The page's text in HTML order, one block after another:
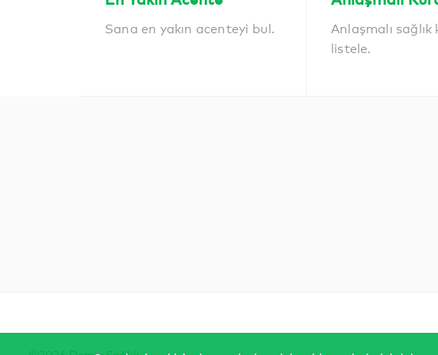
Sana en yakın acenteyi bul.
Anlaşmalı sağlık
listele.